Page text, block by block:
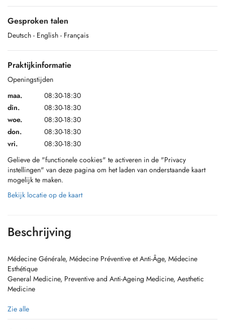
Gesproken talen
Deutsch - English - Français
Praktijkinformatie
Openingstijden
maa.
08:30-18:30
din.
08:30-18:30
woe.
08:30-18:30
don.
08:30-18:30
vri.
08:30-18:30
Gelieve de "functionele cookies" te activeren in de "Privacy
instellingen" van deze pagina om het laden van onderstaande kaart
mogelijk te maken.
Bekijk locatie op de kaart
Beschrijving
Médecine Générale, Médecine Préventive et Anti-Âge, Médecine
Esthétique
General Medicine, Preventive and Anti-Ageing Medicine, Aesthetic
Medicine
(FR) Le secrétariat ainsi que la ligne téléphonique sont ouverts du lundi
au vendredi, de 8h à 12h.
Zie alle